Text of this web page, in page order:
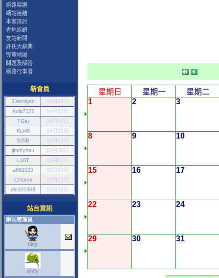
網路票選
網站連結
本家探討
省地族譜
友站新聞
許氏大辭典
導覽地圖
問題及解答
網路行事曆
新會員
JJernigan
04月10日
Xulp7172
04月10日
TGiu
04月04日
KD48
04月03日
S25B
03月31日
jimmyhsu
03月30日
L16T
03月27日
a882029
03月23日
CRome
03月21日
dio101868
03月19日
站台資訊
網站管理員
bing
andy
星期日 星期一
星期二
1
2 3
8 9 10
15 16 17
22 23 24
29 30 31